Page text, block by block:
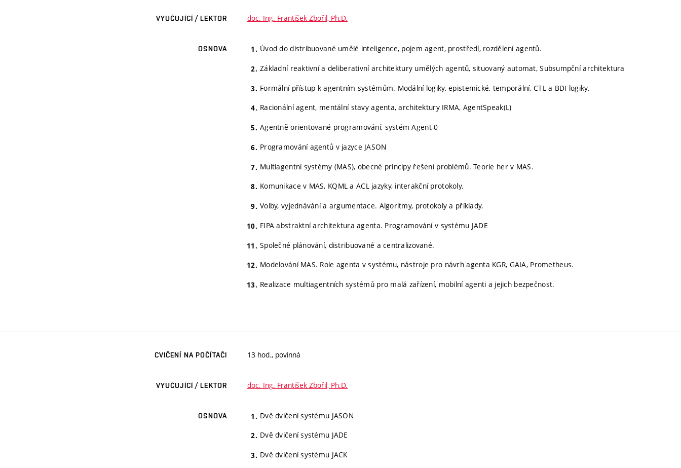
VYUČUJÍCÍ / LEKTOR doc. Ing. František Zbořil, Ph.D.
OSNOVA Úvod do distribuované umělé inteligence, pojem agent, prostředí, rozdělení agentů.
Základní reaktivní a deliberativní architektury umělých agentů, situovaný automat, Subsumpční architektura
Formální přístup k agentním systémům. Modální logiky, epistemické, temporální, CTL a BDI logiky.
Racionální agent, mentální stavy agenta, architektury IRMA, AgentSpeak(L)
Agentně orientované programování, systém Agent-0
Programování agentů v jazyce JASON
Multiagentní systémy (MAS), obecné principy řešení problémů. Teorie her v MAS.
Komunikace v MAS, KQML a ACL jazyky, interakční protokoly.
Volby, vyjednávání a argumentace. Algoritmy, protokoly a příklady.
FIPA abstraktní architektura agenta. Programování v systému JADE
Společné plánování, distribuované a centralizované.
Modelování MAS. Role agenta v systému, nástroje pro návrh agenta KGR, GAIA, Prometheus.
Realizace multiagentních systémů pro malá zařízení, mobilní agenti a jejich bezpečnost.
CVIČENÍ NA POČÍTAČI 13 hod., povinná
VYUČUJÍCÍ / LEKTOR doc. Ing. František Zbořil, Ph.D.
OSNOVA Dvě dvičení systému JASON
Dvě dvičení systému JADE
Dvě dvičení systému JACK